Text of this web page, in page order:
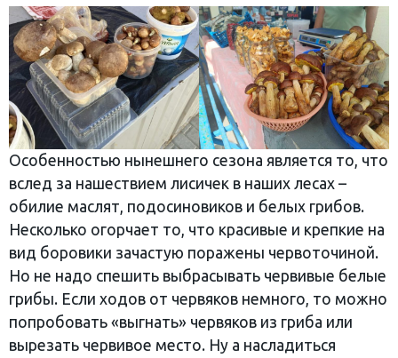
Особенностью нынешнего сезона является то, что
вслед за нашествием лисичек в наших лесах –
обилие маслят, подосиновиков и белых грибов.
Несколько огорчает то, что красивые и крепкие на
вид боровики зачастую поражены червоточиной.
Но не надо спешить выбрасывать червивые белые
грибы. Если ходов от червяков немного, то можно
попробовать «выгнать» червяков из гриба или
вырезать червивое место. Ну а насладиться